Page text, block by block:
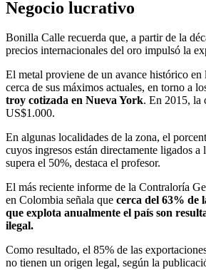
Negocio lucrativo
Bonilla Calle recuerda que, a partir de la
precios internacionales del oro impulsó la
El metal proviene de un avance histórico en
cerca de sus máximos actuales, en torno a
troy cotizada en Nueva York. En 2015, la
US$1.000.
En algunas localidades de la zona, el
cuyos ingresos están directamente ligados a
supera el 50%, destaca el profesor.
El más reciente informe de la Contraloría
en Colombia señala que cerca del 63% de
que explota anualmente el país son
ilegal.
Como resultado, el 85% de las
no tienen un origen legal, según la